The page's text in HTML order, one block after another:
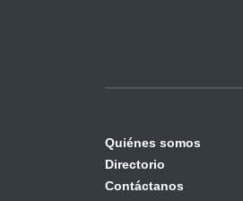
Quiénes somos
Directorio
Contáctanos